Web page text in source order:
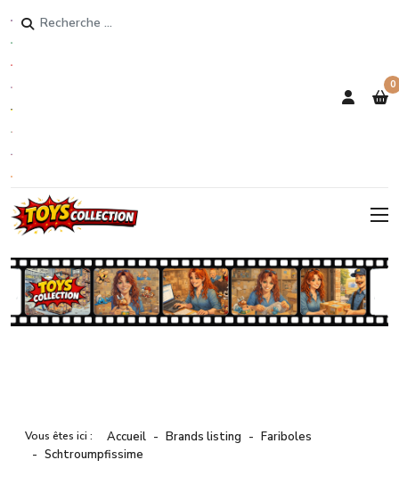
Rechercher
0
Vous êtes ici : Accueil Brands listing
Fariboles
Schtroumpfissime